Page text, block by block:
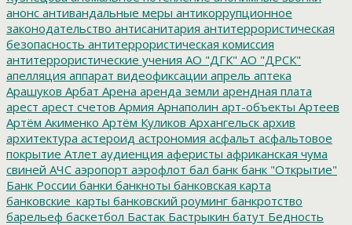
анонс антивандальные меры антикоррупционное
законодательство антисанитария антитеррористическая
безопасность антитеррористическая комиссия
антитеррористические учения АО "ДГК" АО "ДРСК"
апелляция аппарат видеофиксации апрель аптека
Арашуков Арбат Арена аренда земли арендная плата
арест арест счетов Армия Арнаполин арт-объекты Артеев
Артём Акименко Артём Куликов Архангельск архив
архитектура астероид астрономия асфальт асфальтовое
покрытие Атлет аудиенция аферисты африканская чума
свиней АЧС аэропорт аэрофлот бал банк банк "Открытие"
Банк России банки банкноты банковская карта
банковские_карты банковский роуминг банкротство
барельеф баскетбол Бастак Бастрыкин батут Бедность